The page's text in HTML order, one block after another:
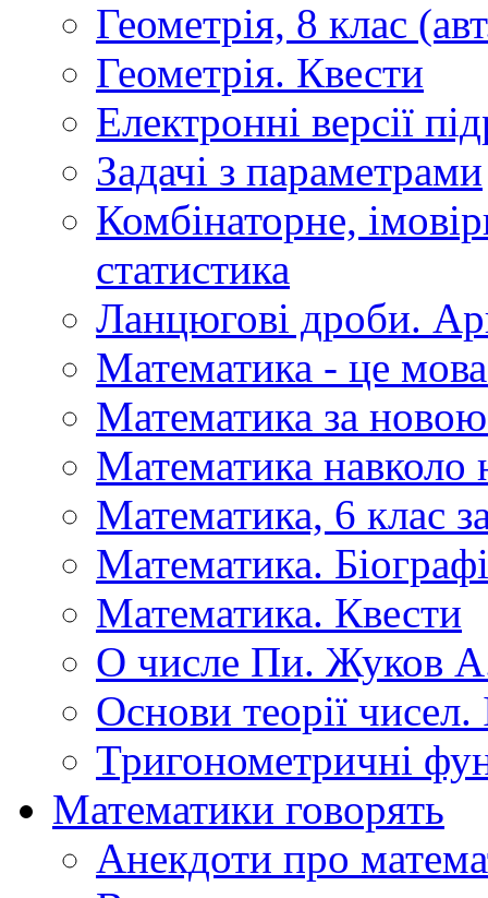
Геометрія, 8 клас
Геометрія. Квести
Електронні версії
Задачі з параметрами
Комбінаторне,
статистика
Ланцюгові дроби.
Математика - це
Математика за
Математика навколо
Математика, 6 клас
Математика.
Математика. Квести
О числе Пи. Жуков
Основи теорії
Тригонометричні
Математики говорять
Анекдоти про